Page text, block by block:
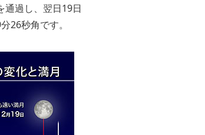
通過し、翌日19日
26秒角です。